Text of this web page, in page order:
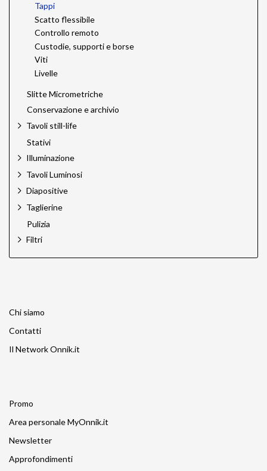
Tappi
Scatto flessibile
Controllo remoto
Custodie, supporti e borse
Viti
Livelle
Slitte Micrometriche
Conservazione e archivio
Tavoli still-life
Stativi
Illuminazione
Tavoli Luminosi
Diapositive
Taglierine
Pulizia
Filtri
Chi siamo
Contatti
Il Network Onnik.it
Promo
Area personale MyOnnik.it
Newsletter
Approfondimenti